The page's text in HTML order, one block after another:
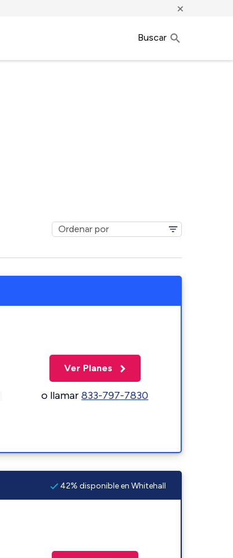
×
Buscar
Ver Planes
o llamar833-797-7830
42% disponible en Whitehall